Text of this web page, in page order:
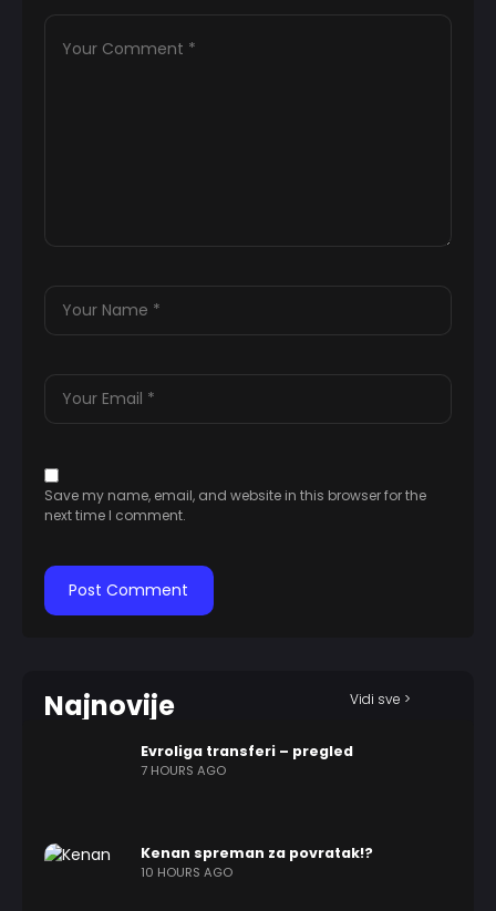
Save my name, email, and website in this browser for the
next time I comment.
Najnovije Vidi sve >
Evroliga transferi – pregled
7 HOURS AGO
Kenan spreman za povratak!?
10 HOURS AGO